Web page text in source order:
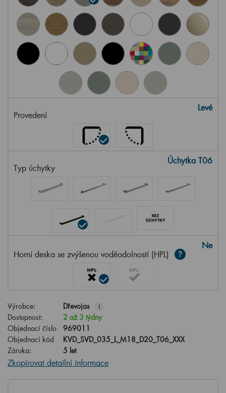
Provedení
Levé
Typ úchytky
Úchytka T06
Horní deska se zvýšenou voděodolností (HPL)
Ne
Výrobce: Dřevojas i
Dostupnost:
2 až 3 týdny
Objednací číslo
969011
Objednací kód
KVD_SVD_035_L_M18_D20_T06_XXX
Záruka:
5 let
Zkopírovat detailní informace